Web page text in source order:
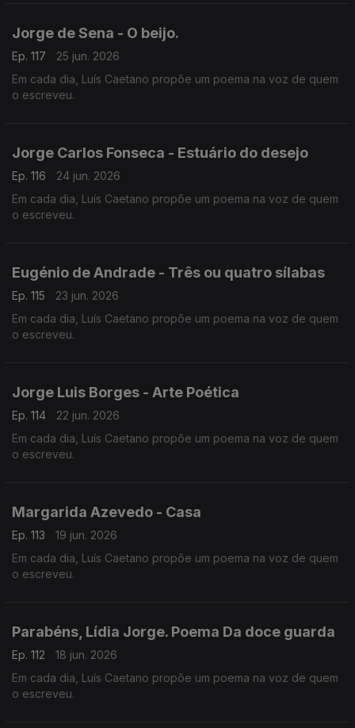
Jorge de Sena - O beijo.
Ep. 117
25 jun. 2026
Em cada dia, Luís Caetano propõe um poema na voz de quem
o escreveu.
Jorge Carlos Fonseca - Estuário do desejo
Ep. 116
24 jun. 2026
Em cada dia, Luís Caetano propõe um poema na voz de quem
o escreveu.
Eugénio de Andrade - Três ou quatro sílabas
Ep. 115
23 jun. 2026
Em cada dia, Luís Caetano propõe um poema na voz de quem
o escreveu.
Jorge Luis Borges - Arte Poética
Ep. 114
22 jun. 2026
Em cada dia, Luís Caetano propõe um poema na voz de quem
o escreveu.
Margarida Azevedo - Casa
Ep. 113
19 jun. 2026
Em cada dia, Luís Caetano propõe um poema na voz de quem
o escreveu.
Parabéns, Lídia Jorge. Poema Da doce guarda
Ep. 112
18 jun. 2026
Em cada dia, Luís Caetano propõe um poema na voz de quem
o escreveu.